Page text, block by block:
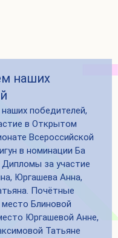
наших
победителей,
в Открытом
Всероссийской
в номинации Ба
за участие
Юргашева Анна,
Почётные
Блиновой
Юргашевой Анне,
Татьяне